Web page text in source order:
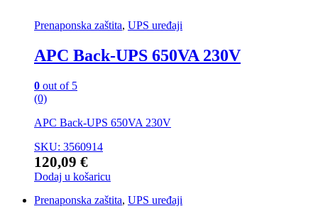
Prenaponska zaštita, UPS uređaji
APC Back-UPS 650VA 230V
0 out of 5
(0)
APC Back-UPS 650VA 230V
SKU: 3560914
120,09 €
Dodaj u košaricu
Prenaponska zaštita, UPS uređaji